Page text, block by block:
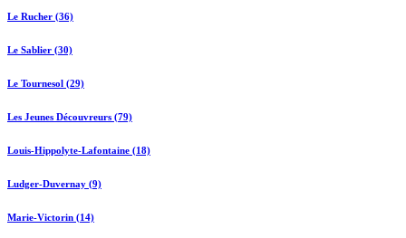
Le Rucher (36)
Le Sablier (30)
Le Tournesol (29)
Les Jeunes Découvreurs (79)
Louis-Hippolyte-Lafontaine (18)
Ludger-Duvernay (9)
Marie-Victorin (14)